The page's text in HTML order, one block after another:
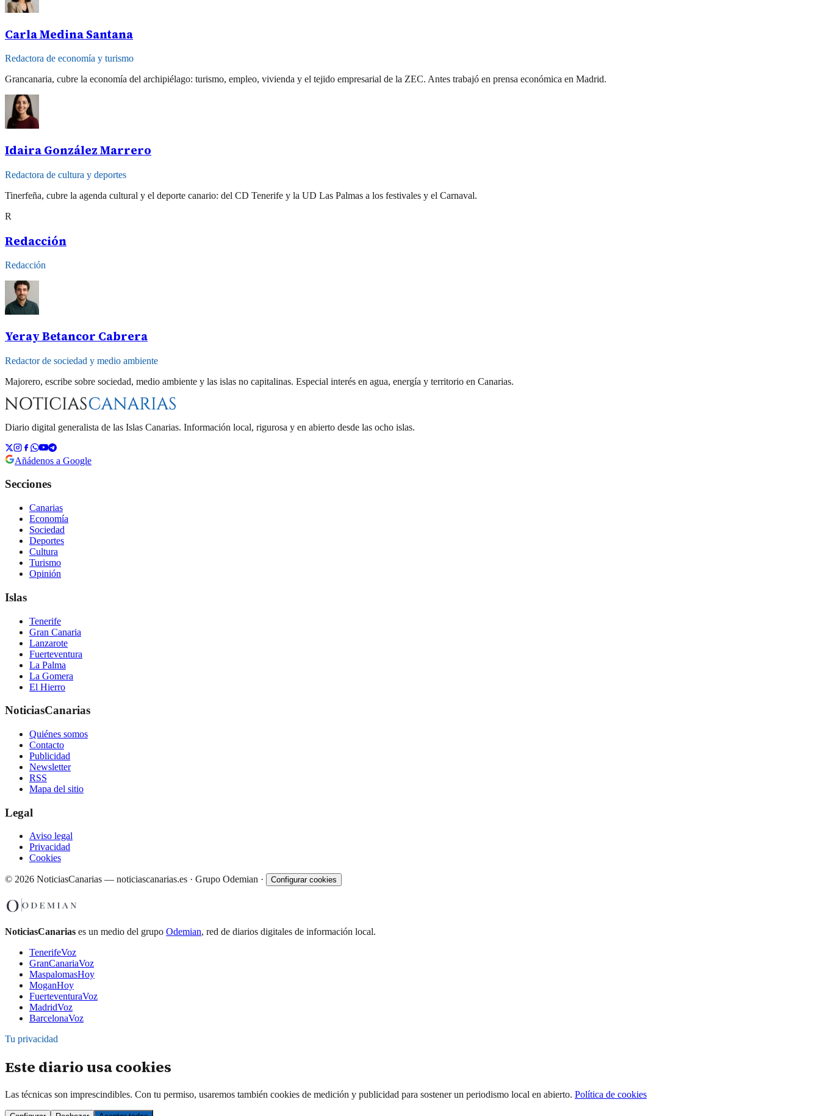
Carla Medina Santana
Redactora de economía y turismo
Grancanaria, cubre la economía del archipiélago: turismo, empleo, vivienda y el tejido empresarial de la ZEC. Antes trabajó en prensa económica en Madrid.
Idaira González Marrero
Redactora de cultura y deportes
Tinerfeña, cubre la agenda cultural y el deporte canario: del CD Tenerife y la UD Las Palmas a los festivales y el Carnaval.
R
Redacción
Redacción
Yeray Betancor Cabrera
Redactor de sociedad y medio ambiente
Majorero, escribe sobre sociedad, medio ambiente y las islas no capitalinas. Especial interés en agua, energía y territorio en Canarias.
Diario digital generalista de las Islas Canarias. Información local, rigurosa y en abierto desde las ocho islas.
Añádenos a Google
Secciones
Canarias
Economía
Sociedad
Deportes
Cultura
Turismo
Opinión
Islas
Tenerife
Gran Canaria
Lanzarote
Fuerteventura
La Palma
La Gomera
El Hierro
NoticiasCanarias
Quiénes somos
Contacto
Publicidad
Newsletter
RSS
Mapa del sitio
Legal
Aviso legal
Privacidad
Cookies
© 2026 NoticiasCanarias — noticiascanarias.es · Grupo Odemian · Configurar cookies
NoticiasCanarias es un medio del grupo Odemian, red de diarios digitales de información local.
TenerifeVoz
GranCanariaVoz
MaspalomasHoy
MoganHoy
FuerteventuraVoz
MadridVoz
BarcelonaVoz
Tu privacidad
Este diario usa cookies
Las técnicas son imprescindibles. Con tu permiso, usaremos también cookies de medición y publicidad para sostener un periodismo local en abierto. Política de cookies